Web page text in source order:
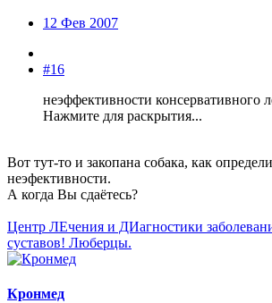
12 Фев 2007
#16
неэффективности консервативного
Нажмите для раскрытия...
Вот тут-то и закопана собака, как
неэфективности.
А когда Вы сдаётесь?
Центр ЛЕчения и ДИагностики
суставов! Люберцы.
Кронмед